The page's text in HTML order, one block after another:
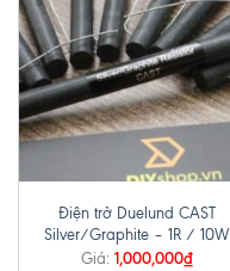
Điện trở Duelund CAST
Silver/Graphite – 1R / 10W
Giá: 1,000,000₫